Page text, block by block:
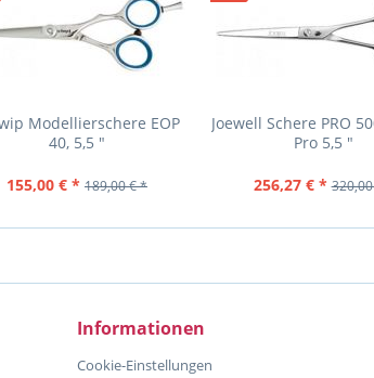
Modellierschere EOP
40, 5,5 "
155,00 € * 189,00 € *
Joewell Schere PRO
Pro 5,5 "
256,27 € *
Informationen
Cookie-Einstellungen